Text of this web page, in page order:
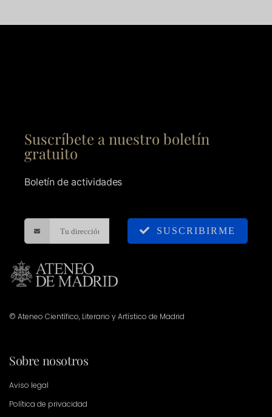
Suscríbete a nuestro boletín
gratuito
Boletín de actividades
SUSCRIBIRME
© Ateneo Científico, Literario y Artístico de Madrid
Sobre nosotros
Aviso legal
Política de privacidad